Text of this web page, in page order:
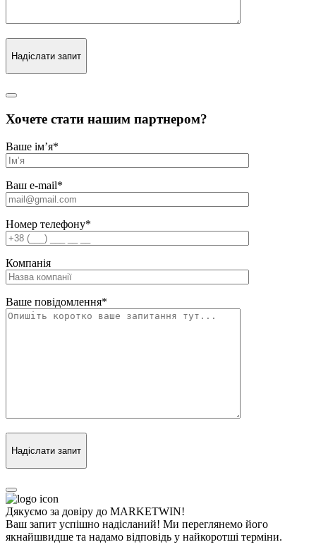
Надіслати запит
Хочете стати нашим партнером?
Ваше ім’я*
Ваш e-mail*
Номер телефону*
Компанія
Ваше повідомлення*
Надіслати запит
Дякуємо за довіру до MARKETWIN!
Ваш запит успішно надісланий! Ми переглянемо його
якнайшвидше та надамо відповідь у найкоротші терміни.